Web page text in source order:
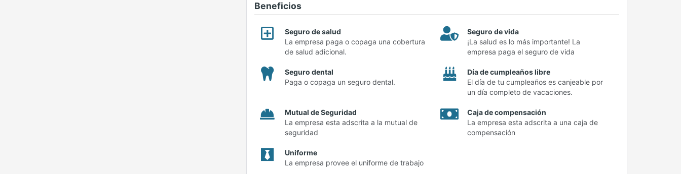
Beneficios
Seguro de salud
La empresa paga o copaga una cobertura
de salud adicional.
Seguro de vida
¡La salud es lo más importante! La
empresa paga el seguro de vida
Seguro dental
Paga o copaga un seguro dental.
Día de cumpleaños libre
El día de tu cumpleaños es canjeable por
un día completo de vacaciones.
Mutual de Seguridad
La empresa esta adscrita a la mutual de
seguridad
Caja de compensación
La empresa esta adscrita a una caja de
compensación
Uniforme
La empresa provee el uniforme de trabajo